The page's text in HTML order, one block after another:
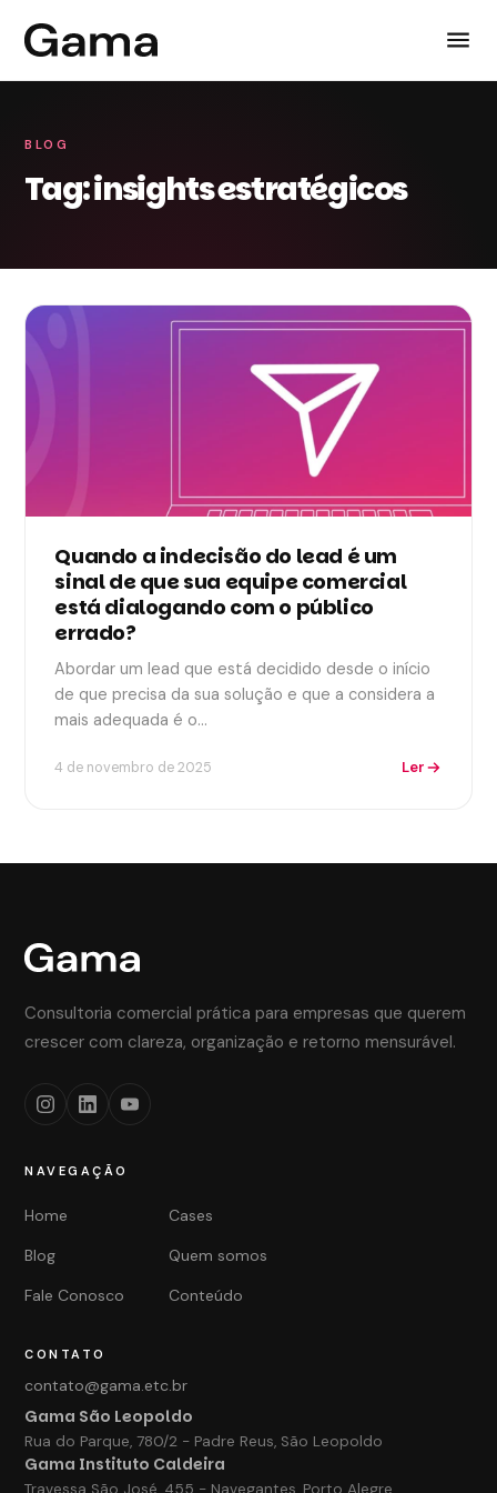
BLOG
Tag: insights estratégicos
Quando a indecisão do lead é um
sinal de que sua equipe comercial
está dialogando com o público
errado?
Abordar um lead que está decidido desde o início
de que precisa da sua solução e que a considera a
mais adequada é o…
4 de novembro de 2025 Ler
Consultoria comercial prática para empresas que querem
crescer com clareza, organização e retorno mensurável.
NAVEGAÇÃO
Home
Cases
Blog
Quem somos
Fale Conosco
Conteúdo
CONTATO
contato@gama.etc.br
Gama São Leopoldo
Rua do Parque, 780/2 - Padre Reus, São Leopoldo
Gama Instituto Caldeira
Travessa São José, 455 - Navegantes, Porto Alegre